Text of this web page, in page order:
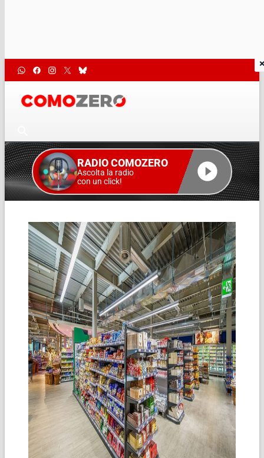
RADIO COMOZERO
Ascolta la radio
con un click!